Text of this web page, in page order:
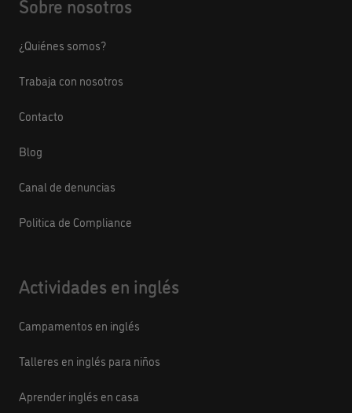
Sobre nosotros
¿Quiénes somos?
Trabaja con nosotros
Contacto
Blog
Canal de denuncias
Politica de Compliance
Actividades en inglés
Campamentos en inglés
Talleres en inglés para niños
Aprender inglés en casa